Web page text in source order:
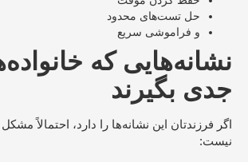
حل تست‌های محدود
و فراموشی سریع
نشانه‌هایی که
جدی بگیرند
اگر فرزندتان این نشانه‌ها را دارد، احتمالاً
نیست: